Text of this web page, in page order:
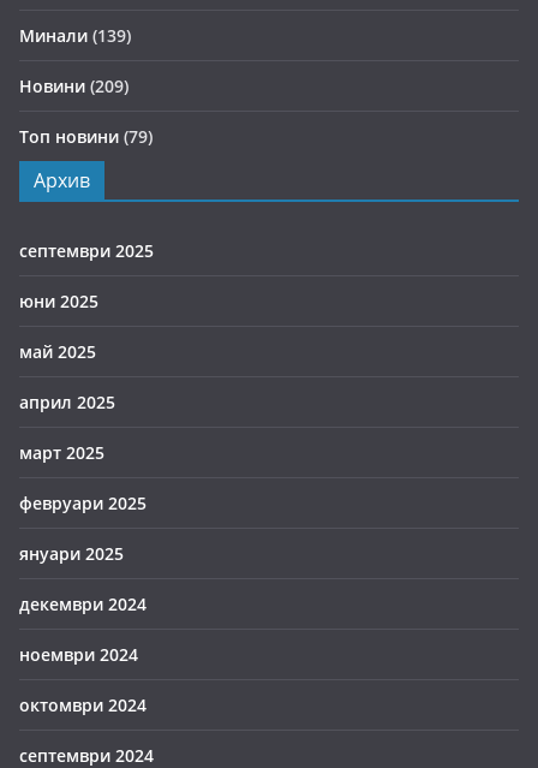
Минали (139)
Новини (209)
Топ новини (79)
Архив
септември 2025
юни 2025
май 2025
април 2025
март 2025
февруари 2025
януари 2025
декември 2024
ноември 2024
октомври 2024
септември 2024